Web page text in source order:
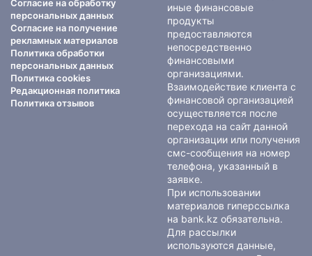
Согласие на обработку
персональных данных
Согласие на получение
рекламных материалов
Политика обработки
персональных данных
Политика cookies
Редакционная политика
Политика отзывов
иные финансовые
продукты
предоставляются
непосредственно
финансовыми
организациями.
Взаимодействие клиента с
финансовой организацией
осуществляется после
перехода на сайт данной
организации или получения
смс-сообщения на номер
телефона, указанный в
заявке.
При использовании
материалов гиперссылка
на bank.kz обязательна.
Для рассылки
используются данные,